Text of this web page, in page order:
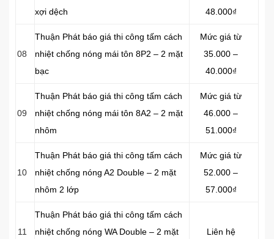
xợi dệch
48.000₫
08
Thuận Phát báo giá thi công tấm cách
nhiệt chống nóng mái tôn 8P2 – 2 mặt
bạc
Mức giá từ
35.000 –
40.000₫
09
Thuận Phát báo giá thi công tấm cách
nhiệt chống nóng mái tôn 8A2 – 2 mặt
nhôm
Mức giá từ
46.000 –
51.000₫
10
Thuận Phát báo giá thi công tấm cách
nhiệt chống nóng A2 Double – 2 mặt
nhôm 2 lớp
Mức giá từ
52.000 –
57.000₫
11
Thuận Phát báo giá thi công tấm cách
nhiệt chống nóng WA Double – 2 mặt
Liên hệ